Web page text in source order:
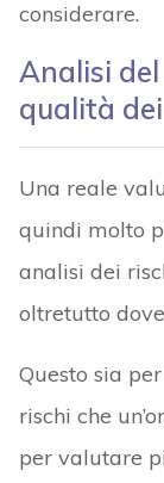
considerare.
Analisi
qualità
Una reale
quindi molto
analisi dei
oltretutto
Questo sia
rischi che
per valutare